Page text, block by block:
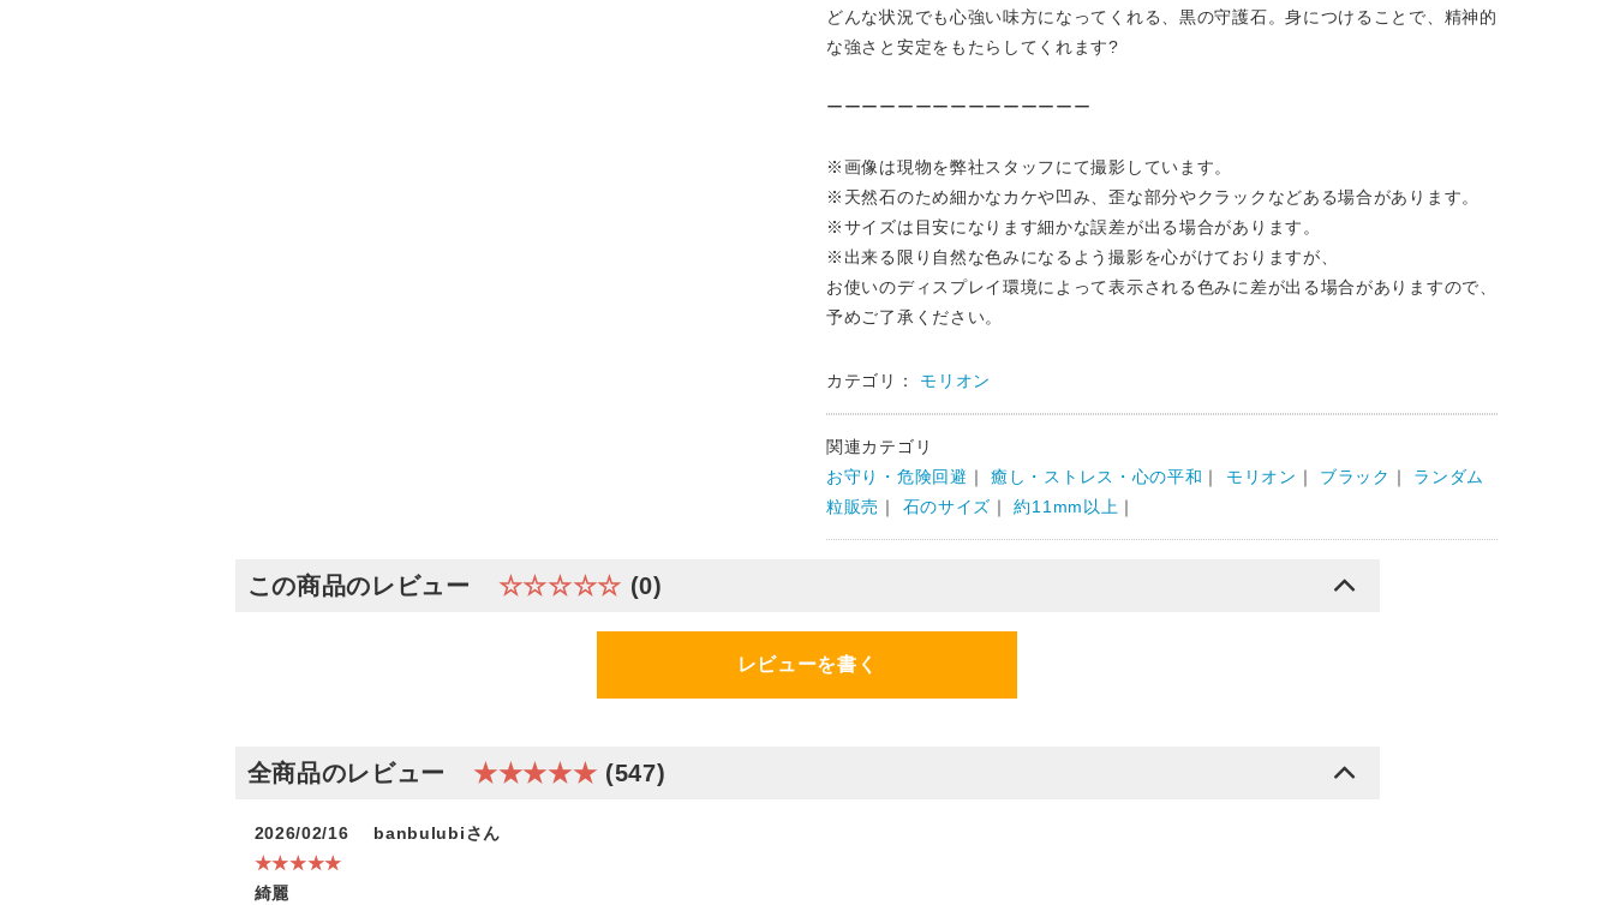
どんな状況でも心強い味方になってくれる、黒の守護石。身につけることで、精神的
な強さと安定をもたらしてくれます?
ーーーーーーーーーーーーーーー
※画像は現物を弊社スタッフにて撮影しています。
※天然石のため細かなカケや凹み、歪な部分やクラックなどある場合があります。
※サイズは目安になります細かな誤差が出る場合があります。
※出来る限り自然な色みになるよう撮影を心がけておりますが、
お使いのディスプレイ環境によって表示される色みに差が出る場合がありますので、
予めご了承ください。
カテゴリ： モリオン
関連カテゴリ
お守り・危険回避 ｜癒し・ストレス・心の平和 ｜ モリオン ｜ ブラック ｜ ランダム
粒販売 ｜ 石のサイズ ｜約11mm以上 ｜
この商品のレビュー ☆☆☆☆☆ (0)
レビューを書く
全商品のレビュー ★★★★★ (547)
2026/02/16
banbulubiさん
★★★★★
綺麗